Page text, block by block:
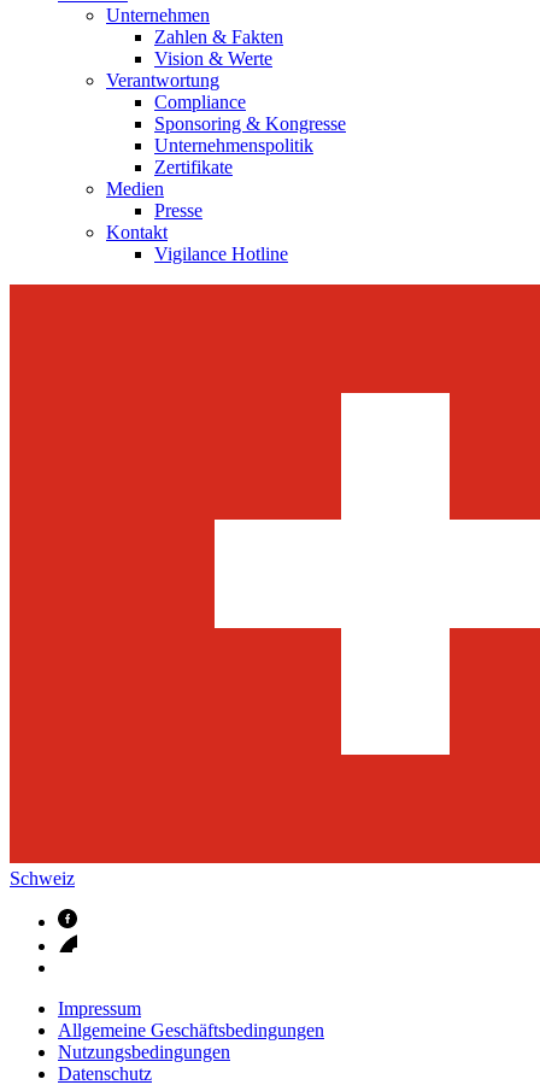
Unternehmen
Zahlen & Fakten
Vision & Werte
Verantwortung
Compliance
Sponsoring & Kongresse
Unternehmenspolitik
Zertifikate
Medien
Presse
Kontakt
Vigilance Hotline
Schweiz
Impressum
Allgemeine Geschäftsbedingungen
Nutzungsbedingungen
Datenschutz